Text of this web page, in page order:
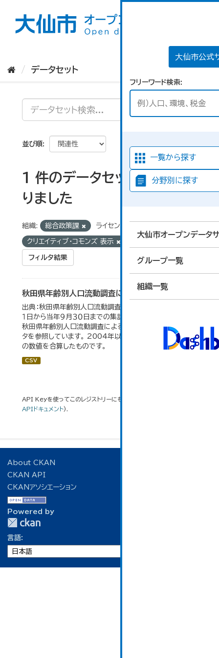
大仙市公式
フリーワード検索
一覧から探す
分野別に探す
大仙市オープンデータ
グループ一覧
組織一覧
データセット
並び順
1 件のデータセットが見つか
りました
組織: 総合政策課 ライセンス:
クリエイティブ・コモンズ 表示
フィルタ結果
秋田県年齢別人口流動調査による人口動態の推移
出典：秋田県年齢別人口流動調査。 各年ともに、前年１０月
１日から当年９月３０日までの集計。 大仙市の統計「2-10
秋田県年齢別人口流動調査による人口動態の推移」のデー
タを参照しています。 2004年以前の数値は合併前市町村
の数値を合算したものです。
CSV
API Keyを使ってこのレジストリーにもアクセス可能です
APIドキュメント).
About CKAN
CKAN API
CKANアソシエーション
Powered by
言語